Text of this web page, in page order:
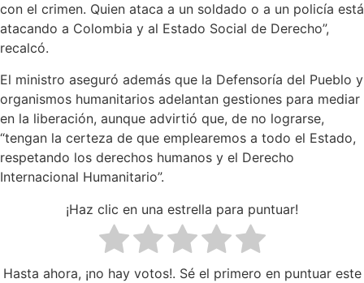
con el crimen. Quien ataca a un soldado o a un policía está
atacando a Colombia y al Estado Social de Derecho”,
recalcó.
El ministro aseguró además que la Defensoría del Pueblo y
organismos humanitarios adelantan gestiones para mediar
en la liberación, aunque advirtió que, de no lograrse,
“tengan la certeza de que emplearemos a todo el Estado,
respetando los derechos humanos y el Derecho
Internacional Humanitario”.
¡Haz clic en una estrella para puntuar!
Hasta ahora, ¡no hay votos!. Sé el primero en puntuar este